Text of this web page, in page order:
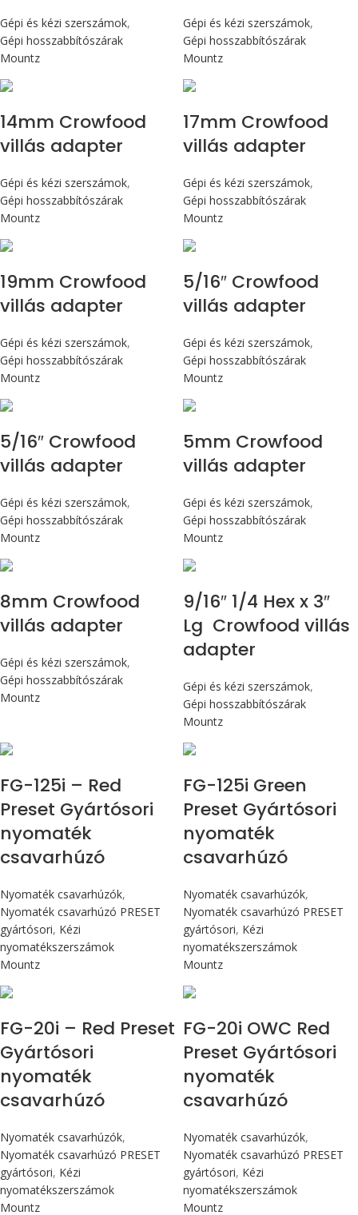
Gépi és kézi szerszámok,
Gépi hosszabbítószárak
Mountz
Gépi és kézi szerszámok,
Gépi hosszabbítószárak
Mountz
14mm Crowfood
villás adapter
Gépi és kézi szerszámok,
Gépi hosszabbítószárak
Mountz
17mm Crowfood
villás adapter
Gépi és kézi szerszámok,
Gépi hosszabbítószárak
Mountz
19mm Crowfood
villás adapter
Gépi és kézi szerszámok,
Gépi hosszabbítószárak
Mountz
5/16″ Crowfood
villás adapter
Gépi és kézi szerszámok,
Gépi hosszabbítószárak
Mountz
5/16″ Crowfood
villás adapter
Gépi és kézi szerszámok,
Gépi hosszabbítószárak
Mountz
5mm Crowfood
villás adapter
Gépi és kézi szerszámok,
Gépi hosszabbítószárak
Mountz
8mm Crowfood
villás adapter
Gépi és kézi szerszámok,
Gépi hosszabbítószárak
Mountz
9/16″ 1/4 Hex x 3″
Lg Crowfood villás
adapter
Gépi és kézi szerszámok,
Gépi hosszabbítószárak
Mountz
FG-125i – Red
Preset Gyártósori
nyomaték
csavarhúzó
Nyomaték csavarhúzók,
Nyomaték csavarhúzó PRESET
gyártósori, Kézi
nyomatékszerszámok
Mountz
FG-125i Green
Preset Gyártósori
nyomaték
csavarhúzó
Nyomaték csavarhúzók,
Nyomaték csavarhúzó PRESET
gyártósori, Kézi
nyomatékszerszámok
Mountz
FG-20i – Red Preset
Gyártósori
nyomaték
csavarhúzó
Nyomaték csavarhúzók,
Nyomaték csavarhúzó PRESET
gyártósori, Kézi
nyomatékszerszámok
Mountz
FG-20i OWC Red
Preset Gyártósori
nyomaték
csavarhúzó
Nyomaték csavarhúzók,
Nyomaték csavarhúzó PRESET
gyártósori, Kézi
nyomatékszerszámok
Mountz